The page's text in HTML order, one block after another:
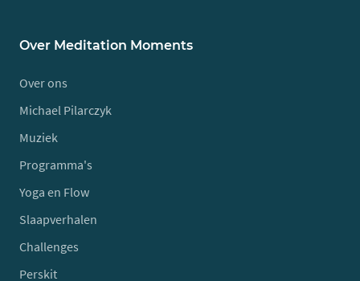
Over Meditation Moments
Over ons
Michael Pilarczyk
Muziek
Programma's
Yoga en Flow
Slaapverhalen
Challenges
Perskit